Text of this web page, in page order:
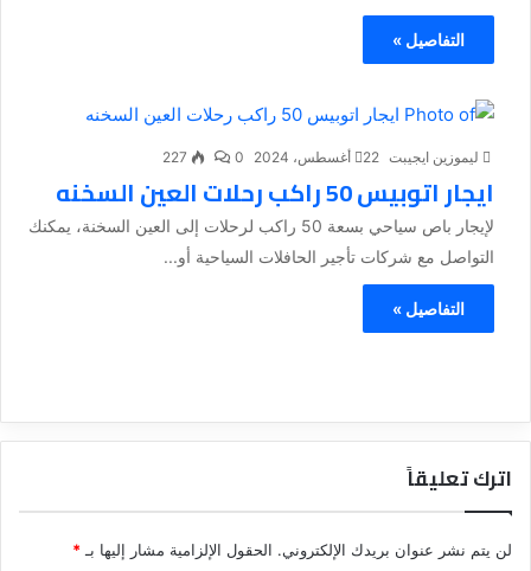
التفاصيل »
ليموزين ايجيبت 22 أغسطس، 2024 0
227
ايجار اتوبيس 50 راكب رحلات العين السخنه
لإيجار باص سياحي بسعة 50 راكب لرحلات إلى العين السخنة، يمكنك
التواصل مع شركات تأجير الحافلات السياحية أو...
التفاصيل »
اترك تعليقاً
لن يتم نشر عنوان بريدك الإلكتروني. الحقول الإلزامية مشار إليها بـ *